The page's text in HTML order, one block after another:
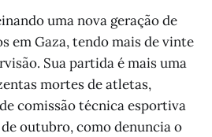
uma nova geração de
em Gaza, tendo mais de vinte
Sua partida é mais uma
mortes de atletas,
comissão técnica esportiva
outubro, como denuncia o